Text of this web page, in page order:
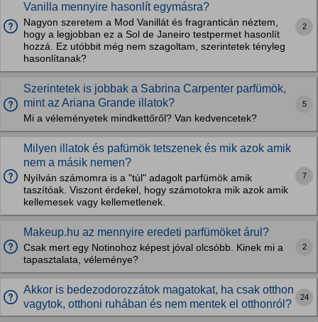
Vanilla mennyire hasonlít egymásra?
Nagyon szeretem a Mod Vanillát és fragranticán néztem,
hogy a legjobban ez a Sol de Janeiro testpermet hasonlít
hozzá. Ez utóbbit még nem szagoltam, szerintetek tényleg
hasonlítanak?
2
Szerintetek is jobbak a Sabrina Carpenter parfümök,
mint az Ariana Grande illatok?
Mi a véleményetek mindkettőről? Van kedvencetek?
5
Milyen illatok és pafümök tetszenek és mik azok amik
nem a másik nemen?
Nyílván számomra is a "túl" adagolt parfümök amik
taszítóak. Viszont érdekel, hogy számotokra mik azok amik
kellemesek vagy kellemetlenek.
7
Makeup.hu az mennyire eredeti parfümöket árul?
Csak mert egy Notinohoz képest jóval olcsóbb. Kinek mi a
tapasztalata, véleménye?
2
Akkor is bedezodorozzátok magatokat, ha csak otthon
vagytok, otthoni ruhában és nem mentek el otthonról?
24